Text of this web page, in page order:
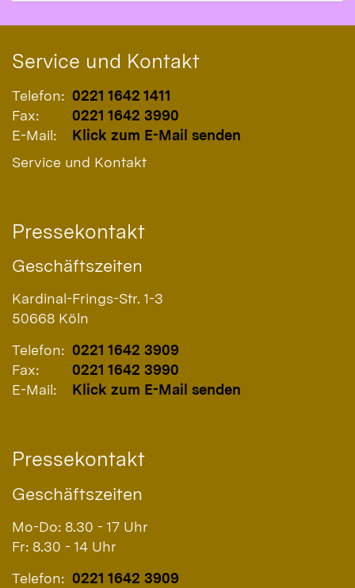
Service und Kontakt
Telefon: 0221 1642 1411
Fax:
0221 1642 3990
E-Mail:
Klick zum E-Mail senden
Service und Kontakt
Pressekontakt
Geschäftszeiten
Kardinal-Frings-Str. 1-3
50668 Köln
Telefon: 0221 1642 3909
Fax:
0221 1642 3990
E-Mail:
Klick zum E-Mail senden
Pressekontakt
Geschäftszeiten
Mo-Do: 8.30 - 17 Uhr
Fr: 8.30 - 14 Uhr
Telefon: 0221 1642 3909